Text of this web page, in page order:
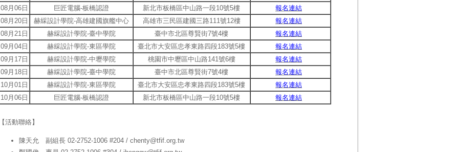
08月06日
巨匠電腦-板橋認證 新北市板橋區中山路一段10號5樓
報名連結
08月20日
赫綵設計學院-高雄建國旗艦中心 高雄市三民區建國三路111號12樓
報名連結
08月21日
赫綵設計學院-臺中學院 臺中市北區尊賢街7號4樓
報名連結
09月04日
赫綵設計學院-東區學院 臺北市大安區忠孝東路四段183號5樓
報名連結
09月17日
赫綵設計學院-中壢學院 桃園市中壢區中山路141號6樓
報名連結
09月18日
赫綵設計學院-臺中學院 臺中市北區尊賢街7號4樓
報名連結
10月01日
赫綵設計學院-東區學院 臺北市大安區忠孝東路四段183號5樓
報名連結
10月06日
巨匠電腦-板橋認證 新北市板橋區中山路一段10號5樓 報名連結
【活動聯絡】
陳天允 副組長 02-2752-1006 #204 / chenty@tfif.org.tw